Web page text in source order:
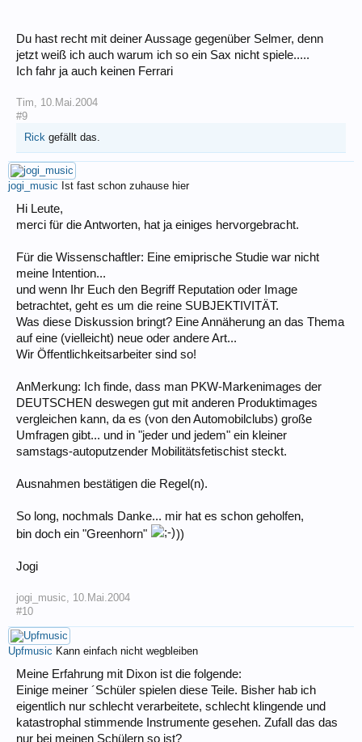
Du hast recht mit deiner Aussage gegenüber Selmer, denn
jetzt weiß ich auch warum ich so ein Sax nicht spiele.....
Ich fahr ja auch keinen Ferrari
Tim, 10.Mai.2004
#9
Rick gefällt das.
jogi_music Ist fast schon zuhause hier
Hi Leute,
merci für die Antworten, hat ja einiges hervorgebracht.
Für die Wissenschaftler: Eine emiprische Studie war nicht
meine Intention...
und wenn Ihr Euch den Begriff Reputation oder Image
betrachtet, geht es um die reine SUBJEKTIVITÄT.
Was diese Diskussion bringt? Eine Annäherung an das Thema
auf eine (vielleicht) neue oder andere Art...
Wir Öffentlichkeitsarbeiter sind so!
AnMerkung: Ich finde, dass man PKW-Markenimages der
DEUTSCHEN deswegen gut mit anderen Produktimages
vergleichen kann, da es (von den Automobilclubs) große
Umfragen gibt... und in "jeder und jedem" ein kleiner
samstags-autoputzender Mobilitätsfetischist steckt.
Ausnahmen bestätigen die Regel(n).
So long, nochmals Danke... mir hat es schon geholfen,
bin doch ein "Greenhorn"
))
Jogi
jogi_music, 10.Mai.2004
#10
Upfmusic Kann einfach nicht wegbleiben
Meine Erfahrung mit Dixon ist die folgende:
Einige meiner ´Schüler spielen diese Teile. Bisher hab ich
eigentlich nur schlecht verarbeitete, schlecht klingende und
katastrophal stimmende Instrumente gesehen. Zufall das das
nur bei meinen Schülern so ist?